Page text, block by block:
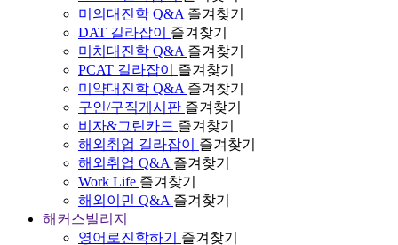
미의대진학 Q&A 즐겨찾기
DAT 길라잡이
즐겨찾기
미치대진학 Q&A 즐겨찾기
PCAT 길라잡이
즐겨찾기
미약대진학 Q&A 즐겨찾기
구인/구직게시판 즐겨찾기
비자&그린카드 즐겨찾기
해외취업 길라잡이
즐겨찾기
해외취업 Q&A 즐겨찾기
Work Life 즐겨찾기
해외이민 Q&A 즐겨찾기
해커스빌리지
영어로진학하기
즐겨찾기